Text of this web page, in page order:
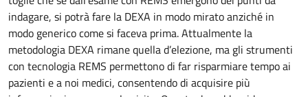
indagare, si potrà fare la DEXA in modo mirato anziché in
modo generico come si faceva prima. Attualmente la
metodologia DEXA rimane quella d’elezione, ma gli strumenti
con tecnologia REMS permettono di far risparmiare tempo ai
pazienti e a noi medici, consentendo di acquisire più